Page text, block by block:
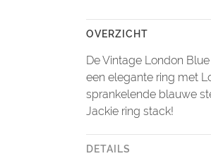
OVERZICHT
De Vintage London
een elegante ring met
sprankelende blauwe
Jackie ring stack!
DETAILS